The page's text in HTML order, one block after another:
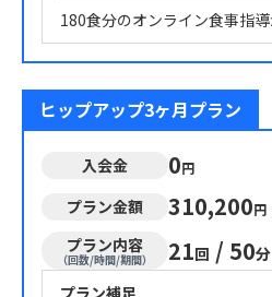
180食分のオンライン食事指導
ヒップアップ3ヶ月プラン
入会金 0円
プラン金額 310,200円
プラン内容
（回数/時間/期間） 21回 / 50分
プラン補足